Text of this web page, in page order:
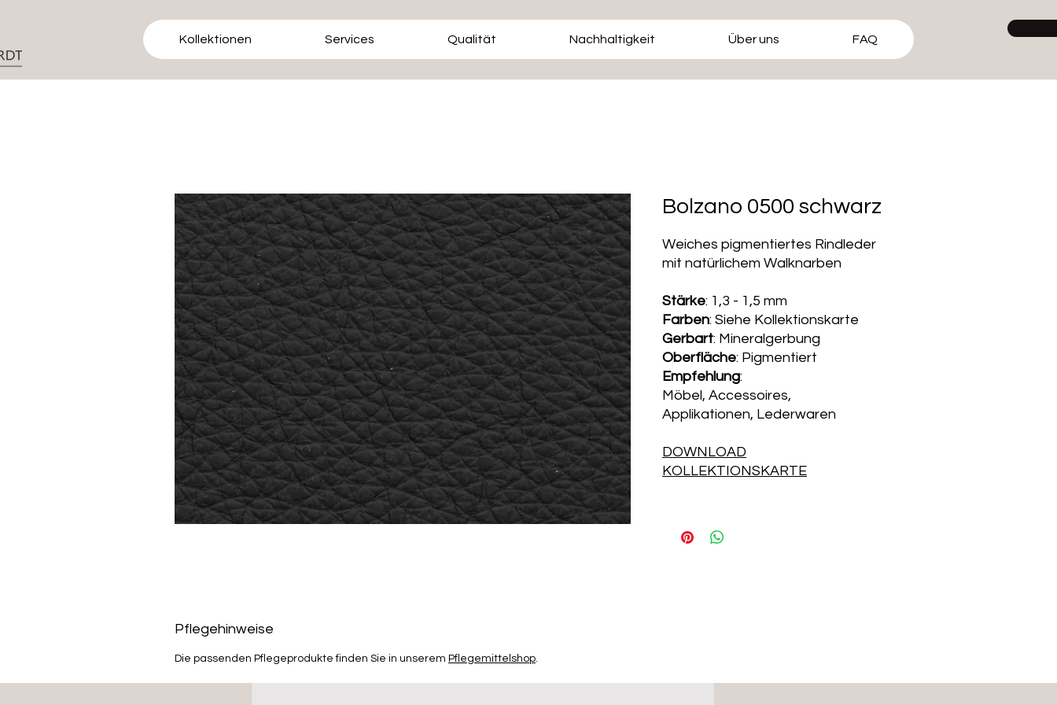
Kollektionen Services Qualität Nachhaltigkeit Über uns FAQ
Bolzano 0500 schwarz
Weiches pigmentiertes Rindleder
mit natürlichem Walknarben
Stärke: 1,3 - 1,5 mm
Farben: Siehe Kollektionskarte
Gerbart: Mineralgerbung
Oberfläche: Pigmentiert
Empfehlung:
Möbel, Accessoires,
Applikationen, Lederwaren
DOWNLOAD
KOLLEKTIONSKARTE
Pflegehinweise
Die passenden Pflegeprodukte finden Sie in unserem Pflegemittelshop.